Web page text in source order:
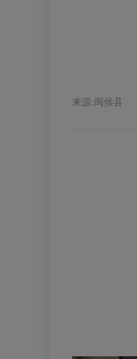
来源:闽侯县